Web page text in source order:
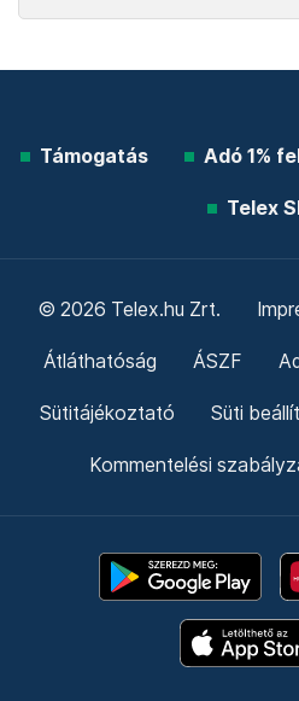
Támogatás Adó 1%
Telex
© 2026 Telex.hu Zrt.
Átláthatóság ÁSZF
Sütitájékoztató Süti
Kommentelési